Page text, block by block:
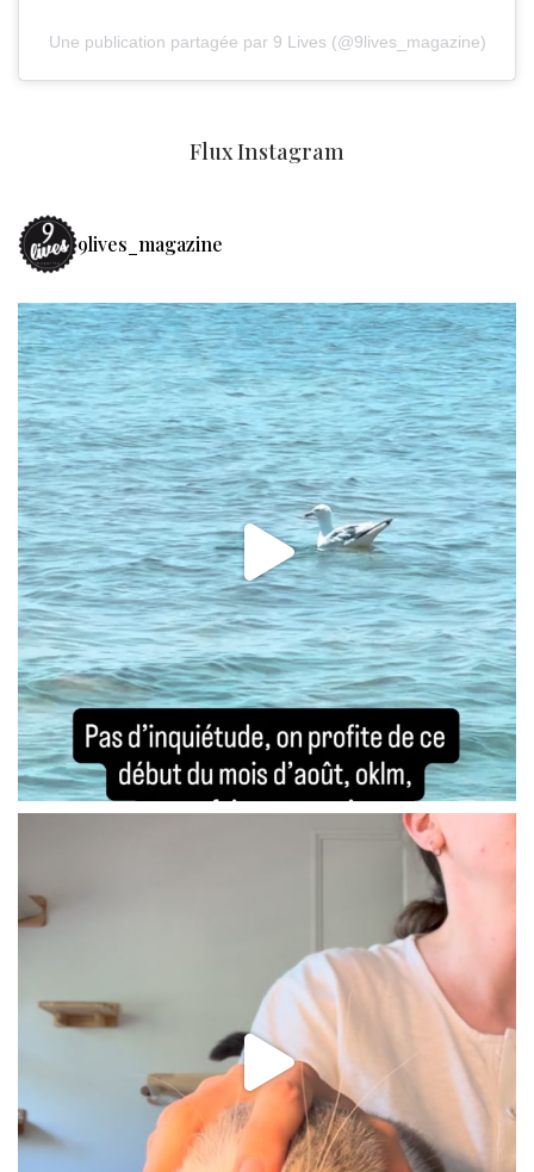
Une publication partagée par 9 Lives (@9lives_magazine)
Flux Instagram
9lives_magazine